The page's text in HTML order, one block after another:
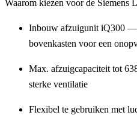
Waarom kiezen voor de Siemens
Inbouw afzuigunit iQ300 —
bovenkasten voor een
Max. afzuigcapaciteit tot
sterke ventilatie
Flexibel te gebruiken met